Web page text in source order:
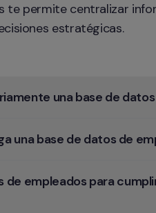
te permite centralizar
estratégicas.
una base de
una base de datos de
empleados para